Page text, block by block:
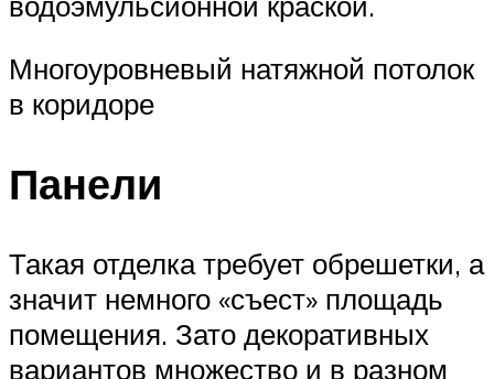
Многоуровневый натяжной потолок
в коридоре
Панели
Такая отделка требует обрешетки, а
значит немного «съест» площадь
помещения. Зато декоративных
вариантов множество и в разном